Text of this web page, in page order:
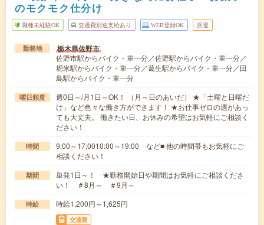
のモクモク仕分け
職種未経験OK 交通費別途支給あり WEB登録OK 派遣
勤務地 栃木県佐野市
佐野市駅からバイク・車---分／佐野駅からバイク・車---分／
堀米駅からバイク・車---分／葛生駅からバイク・車---分／田
島駅からバイク・車---分
曜日頻度
週0日～/月1日～OK！ （月～日のあいだ） ★「土曜と日曜だ
け」など色々な働き方ができます！ ★お仕事ゼロの週があっ
ても大丈夫。 働きたい日、お休みの希望はお気軽にご相談く
ださい！
時間
9:00～17:0010:00～19:00 など■ 他の時間帯もお気軽にご
相談ください！
期間
単発1日～！ ★勤務開始日や期間はお気軽にご相談くださ
い！ ＃8月～ ＃9月～
時給 時給1,200円～1,625円
交通費